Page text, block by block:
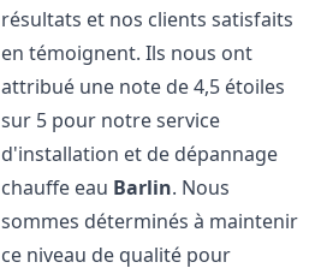
résultats et nos clients satisfaits
en témoignent. Ils nous ont
attribué une note de 4,5 étoiles
sur 5 pour notre service
d'installation et de dépannage
chauffe eau Barlin. Nous
sommes déterminés à maintenir
ce niveau de qualité pour